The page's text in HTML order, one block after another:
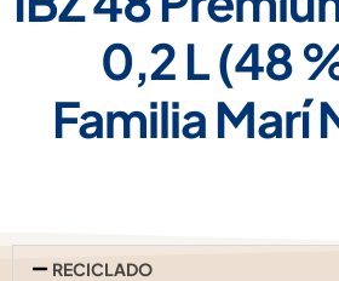
0,2 L (48
Familia Marí
RECICLADO